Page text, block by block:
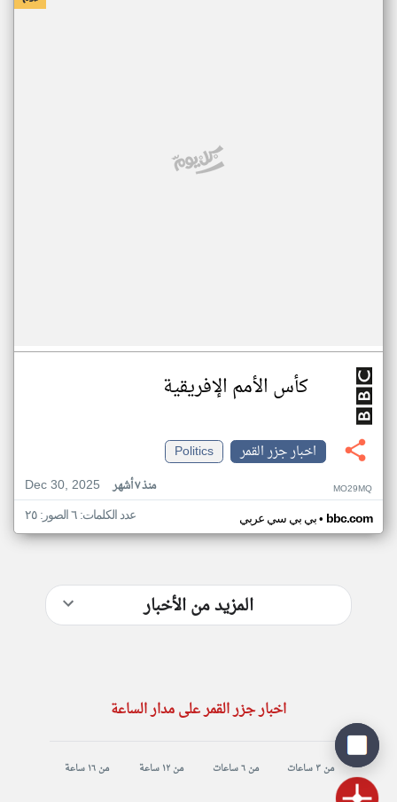
كأس الأمم الإفريقية
اخبار جزر القمر
Politics
Dec 30, 2025
منذ ٧ أشهر MO29MQ
بي بي سي عربي• bbc.com عدد الكلمات: ٦ الصور: ٢٥
المزيد من الأخبار
اخبار جزر القمر على مدار الساعة
من ٣ ساعات من ٦ ساعات من ١٢ ساعة من ١٦ ساعة